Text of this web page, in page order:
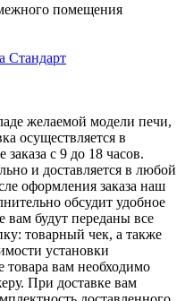
помещения
Стандарт
желаемой модели печи,
осуществляется в
с 9 до 18 часов.
и доставляется в любой
оформления заказа наш
обсудит удобное
вам будут переданы все
товарный чек, а также
установки
товара вам необходимо
При доставке вам